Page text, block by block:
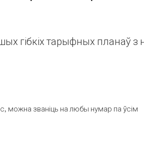
гібкіх тарыфных планаў з
можна званіць на любы нумар па ўсім